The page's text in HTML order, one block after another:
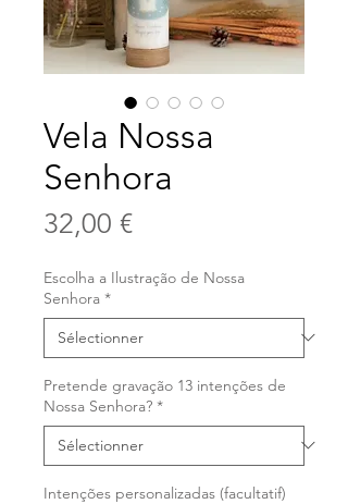
Vela Nossa
Senhora
32,00 €Prix
Escolha a Ilustração de Nossa
Senhora *
Pretende gravação 13 intenções de
Nossa Senhora? *
Intenções personalizadas (facultatif)